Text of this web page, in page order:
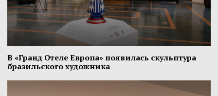
В «Гранд Отеле Европа» появилась скульптура
бразильского художника